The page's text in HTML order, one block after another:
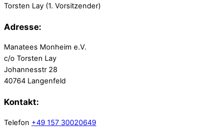
Torsten Lay (1. Vorsitzender)
Adresse:
Manatees Monheim e.V.
c/o Torsten Lay
Johannesstr 28
40764 Langenfeld
Kontakt:
Telefon +49 157 30020649